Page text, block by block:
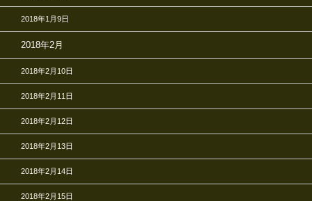
2018年1月9日
2018年2月
2018年2月10日
2018年2月11日
2018年2月12日
2018年2月13日
2018年2月14日
2018年2月15日